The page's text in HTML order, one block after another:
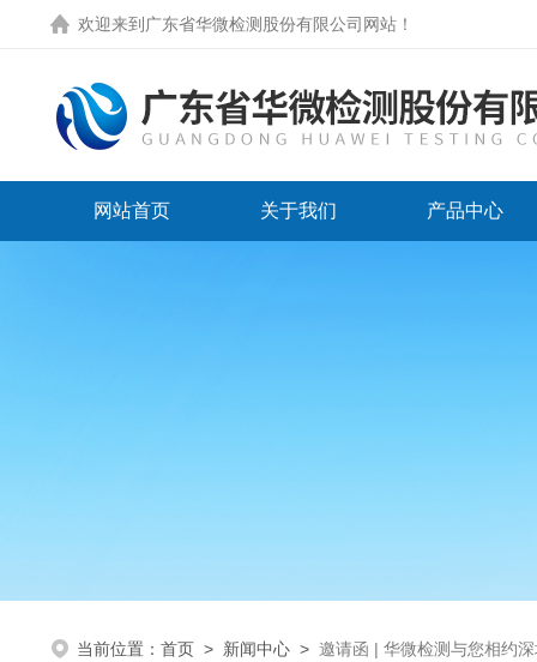
欢迎来到 广东省华微检测股份有限公司网站 ！
网站首页 关于我们 产品中心
当前位置： 首页 > 新闻中心 > 邀请函 | 华微检测与您相约